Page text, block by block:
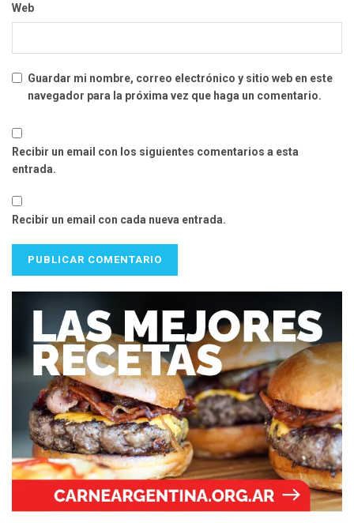
Web
Guardar mi nombre, correo electrónico y sitio web en este
navegador para la próxima vez que haga un comentario.
Recibir un email con los siguientes comentarios a esta
entrada.
Recibir un email con cada nueva entrada.